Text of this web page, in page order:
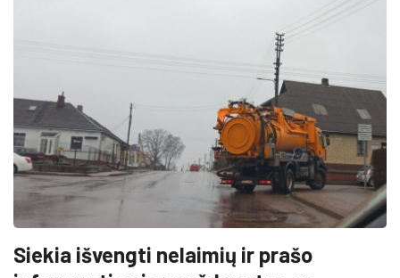
Siekia išvengti nelaimių ir prašo